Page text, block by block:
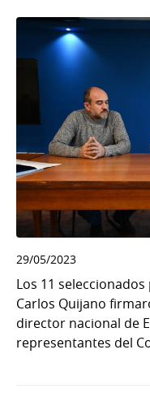
29/05/2023
Los 11
Carlos Quijano
director nacional de
representantes del